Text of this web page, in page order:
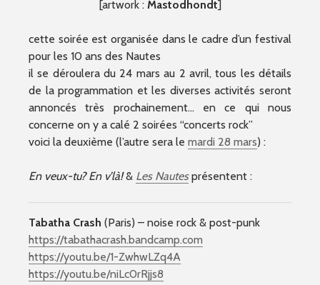
[artwork : Mastodhondt]
cette soirée est organisée dans le cadre d’un festival
pour les 10 ans des Nautes
il se déroulera du 24 mars au 2 avril, tous les détails
de la programmation et les diverses activités seront
annoncés très prochainement… en ce qui nous
concerne on y a calé 2 soirées “concerts rock”
voici la deuxième (l’autre sera le mardi 28 mars) :
En veux-tu? En v’là!& Les Nautesprésentent :
Tabatha Crash (Paris) – noise rock & post-punk
https://tabathacrash.bandcamp.com
https://youtu.be/1-ZwhwLZq4A
https://youtu.be/niLc0rRjjs8